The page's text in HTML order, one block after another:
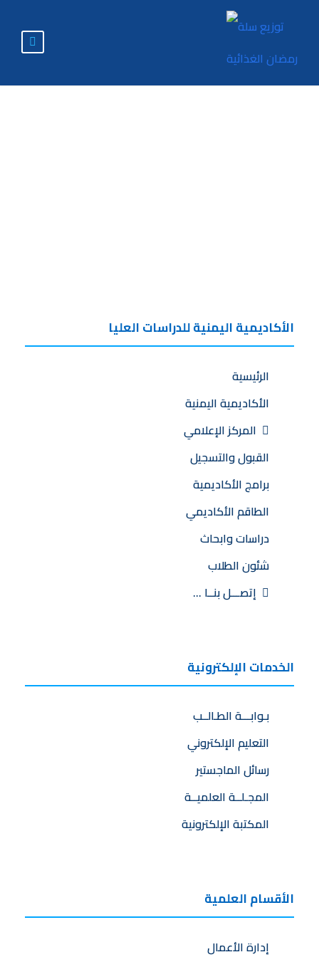
الأكاديمية اليمنية للدراسات العليا
الرئيسية
الأكاديمية اليمنية
المركز الإعلامي
القبول والتسجيل
برامج الأكاديمية
الطاقم الأكاديمي
دراسات وابحاث
شئون الطلاب
إتصـــل بنــا …
الخدمات الإلكترونية
بـوابـــة الطـالــب
التعليم الإلكتروني
رسائل الماجستير
المجـلــة العلميــة
المكتبة الإلكترونية
الأقسام العلمية
إدارة الأعمال